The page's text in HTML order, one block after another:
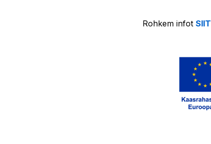
Rohkem infot SIIT